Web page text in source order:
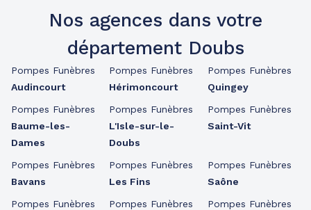
Nos agences dans votre
département Doubs
Pompes Funèbres
Audincourt
Pompes Funèbres
Baume-les-
Dames
Pompes Funèbres
Bavans
Pompes Funèbres
Pompes Funèbres
Hérimoncourt
Pompes Funèbres
L'Isle-sur-le-
Doubs
Pompes Funèbres
Les Fins
Pompes Funèbres
Pompes Funèbres
Quingey
Pompes Funèbres
Saint-Vit
Pompes Funèbres
Saône
Pompes Funèbres